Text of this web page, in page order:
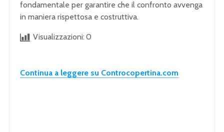
fondamentale per garantire che il confronto avvenga
in maniera rispettosa e costruttiva.
Visualizzazioni: 0
Continua a leggere su Controcopertina.com